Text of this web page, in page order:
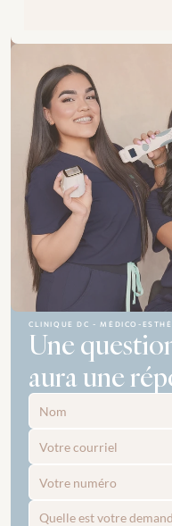
CLINIQUE DC - MÉDICO-
Une
aura une